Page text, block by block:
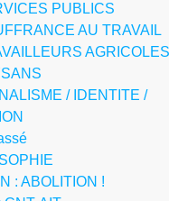
PUBLICS
AU TRAVAIL
/ IDENTITE /
: ABOLITION !